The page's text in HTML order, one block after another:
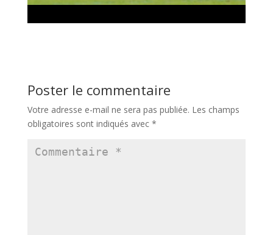
Poster le commentaire
Votre adresse e-mail ne sera pas publiée. Les champs
obligatoires sont indiqués avec *